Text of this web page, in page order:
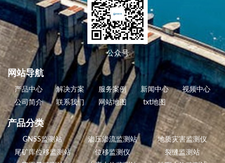
公众号
网站导航
产品中心 解决方案 服务案例 新闻中心
视频中心
公司简介
联系我们 网站地图 txt地图
产品分类
GNSS监测站 渗压渗流监测站
地质灾害监测仪
尾矿库位移监测站
位移监测仪
裂缝监测站